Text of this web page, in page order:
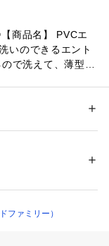
商品名】 PVCエ
いのできるエント
で洗えて、薄型で
]約1cm※サイズは
ターの性質によ
いますのでご理解
マット
ファミリー）